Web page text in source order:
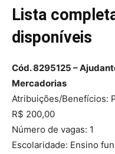
Lista
disponíveis
Cód. 8295125 –
Mercadorias
Atribuições/Benefícios:
R$ 200,00
Número de vagas: 1
Escolaridade: Ensino